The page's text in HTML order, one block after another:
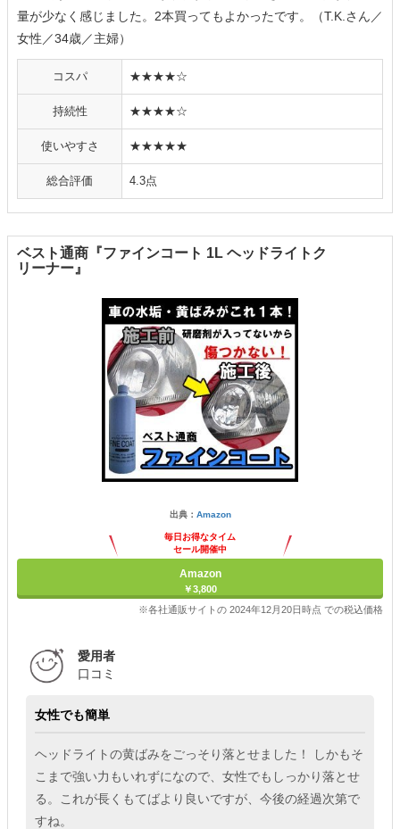
量が少なく感じました。2本買ってもよかったです。（T.K.さん／
女性／34歳／主婦）
コスパ ★★★★☆
持続性 ★★★★☆
使いやすさ ★★★★★
総合評価 4.3点
ベスト通商『ファインコート 1L ヘッドライトク
リーナー』
出典： Amazon
毎日お得なタイム
セール開催中
Amazon
￥3,800
※各社通販サイトの 2024年12月20日時点 での税込価格
愛用者
口コミ
女性でも簡単
ヘッドライトの黄ばみをごっそり落とせました！ しかもそ
こまで強い力もいれずになので、女性でもしっかり落とせ
る。これが長くもてばより良いですが、今後の経過次第で
すね。